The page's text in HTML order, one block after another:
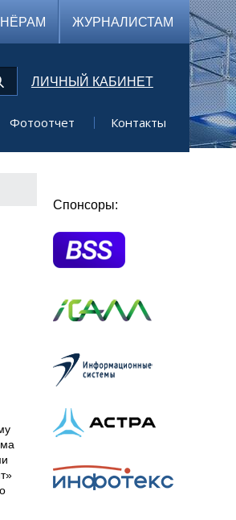
ЖУРНАЛИСТАМ
ЛИЧНЫЙ КАБИНЕТ
Фотоотчет Контакты
Спонсоры: